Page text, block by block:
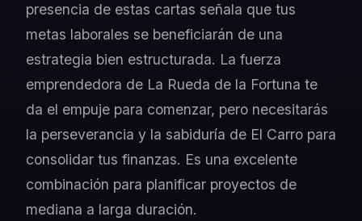
presencia de estas cartas señala que tus
metas laborales se beneficiarán de una
estrategia bien estructurada. La fuerza
emprendedora de La Rueda de la Fortuna te
da el empuje para comenzar, pero necesitarás
la perseverancia y la sabiduría de El Carro para
consolidar tus finanzas. Es una excelente
combinación para planificar proyectos de
mediana a larga duración.